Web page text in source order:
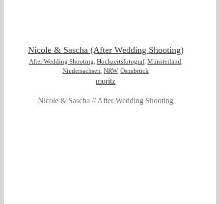
Nicole & Sascha (After Wedding Shooting)
After Wedding Shooting, Hochzeitsfotograf, Münsterland,
Niedersachsen,NRW,Osnabrück
moritz
Nicole & Sascha // After Wedding Shooting